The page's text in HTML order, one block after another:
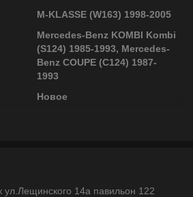
M-KLASSE (W163) 1998-2005
Mercedes-Benz KOMBI Kombi
(S124) 1985-1993, Mercedes-
Benz COUPE (C124) 1987-
1993
Новое
ул.Лещинского 14а павильон 122